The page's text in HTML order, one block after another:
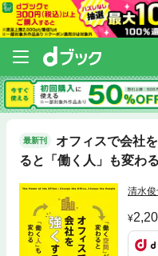
最新刊
オフィスで会社
ると「働く人」も変わる
清水